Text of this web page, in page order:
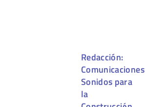
Redacción:
Comunicaciones
Sonidos para
la